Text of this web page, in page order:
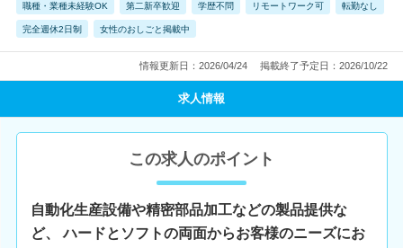
職種・業種未経験OK 第二新卒歓迎 学歴不問 リモートワーク可 転勤なし
完全週休2日制 女性のおしごと掲載中
情報更新日：2026/04/24 掲載終了予定日：2026/10/22
求人情報
この求人のポイント
自動化生産設備や精密部品加工などの製品提供な
ど、 ハードとソフトの両面からお客様のニーズにお